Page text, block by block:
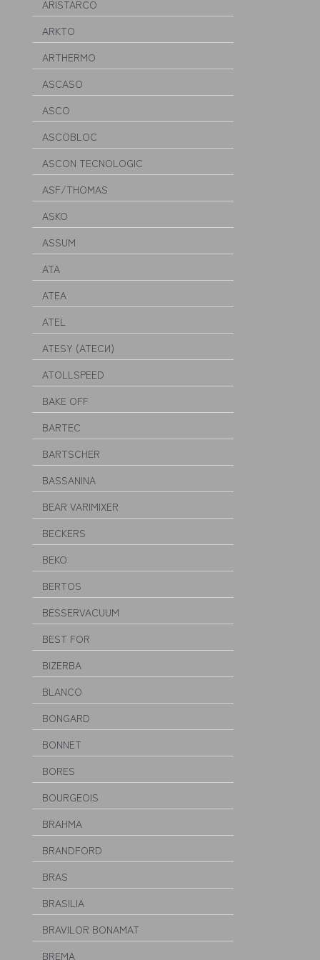
ARISTARCO
ARKTO
ARTHERMO
ASCASO
ASCO
ASCOBLOC
ASCON TECNOLOGIC
ASF/THOMAS
ASKO
ASSUM
ATA
ATEA
ATEL
ATESY (АТЕСИ)
ATOLLSPEED
BAKE OFF
BARTEC
BARTSCHER
BASSANINA
BEAR VARIMIXER
BECKERS
BEKO
BERTOS
BESSERVACUUM
BEST FOR
BIZERBA
BLANCO
BONGARD
BONNET
BORES
BOURGEOIS
BRAHMA
BRANDFORD
BRAS
BRASILIA
BRAVILOR BONAMAT
BREMA